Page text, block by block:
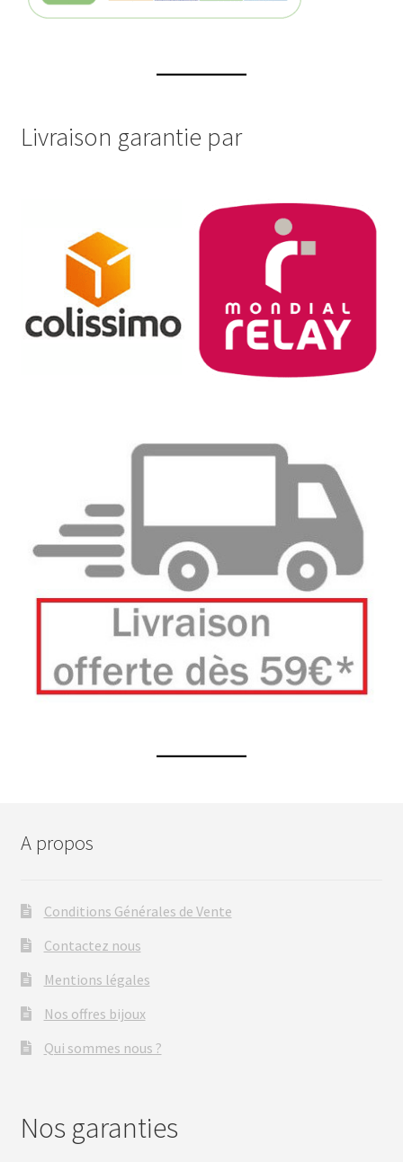
Livraison garantie par
A propos
Conditions Générales de Vente
Contactez nous
Mentions légales
Nos offres bijoux
Qui sommes nous ?
Nos garanties